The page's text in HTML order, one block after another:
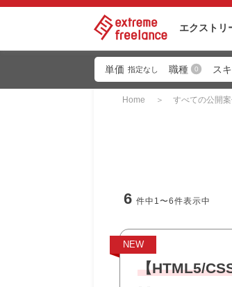
エクストリ
単価 指定なし 職種 0 ス
6 件中 1〜6件表示中
NEW
【HTML5/
Home すべての公開